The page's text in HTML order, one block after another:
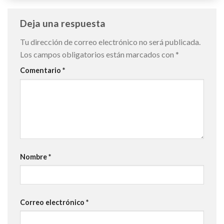
Deja una respuesta
Tu dirección de correo electrónico no será publicada.
Los campos obligatorios están marcados con *
Comentario *
Nombre*
Correo electrónico *